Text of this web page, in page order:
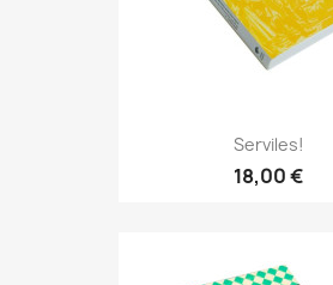
Serviles!
18,00 €